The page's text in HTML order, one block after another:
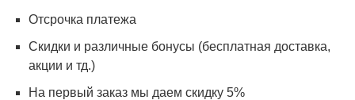
Отсрочка платежа
Cкидки и различные бонусы (бесплатная доставка,
акции и тд.)
На первый заказ мы даем скидку 5%